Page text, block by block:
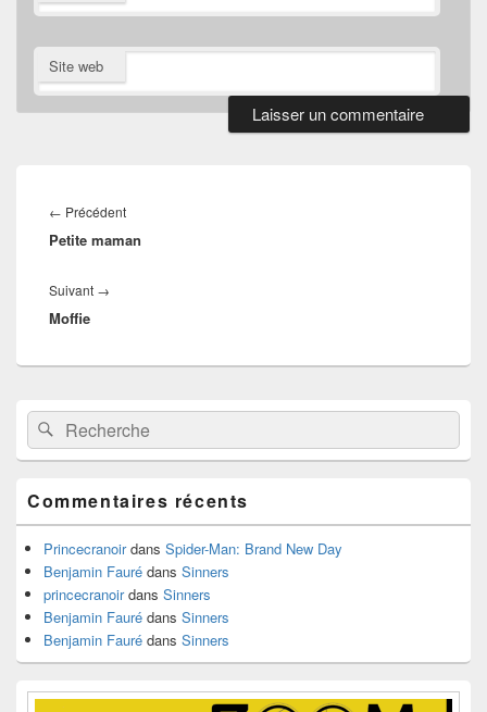
Site web
de
l’article
← PrécédentArticle
précédent :
Petite maman
Suivant →
Moffie
Zone
principale
de
widget
barre
latérale
Recherche :Rechercher
Commentaires récents
Princecranoirdans Spider-Man: Brand New Day
Benjamin Fauré dans Sinners
princecranoirdans Sinners
Benjamin Fauré dans Sinners
Benjamin Fauré dans Sinners